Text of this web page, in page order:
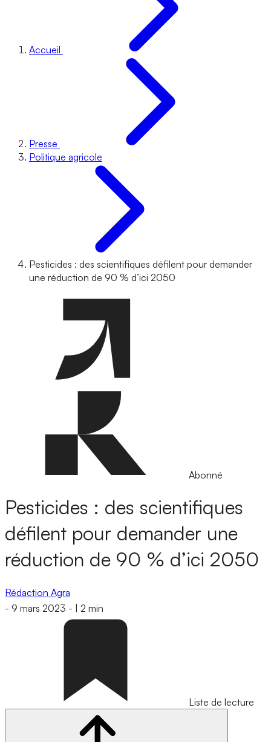
Accueil
Presse
Politique agricole
Pesticides : des scientifiques défilent pour demander
une réduction de 90 % d’ici 2050
Abonné
Pesticides : des scientifiques
défilent pour demander une
réduction de 90 % d’ici 2050
Rédaction Agra
- 9 mars 2023 - 2 min
Liste de lecture